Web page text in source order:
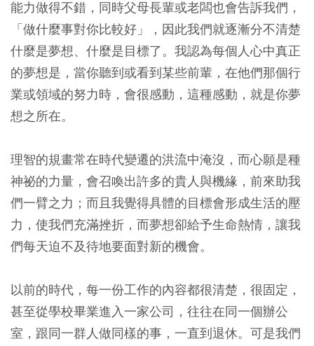
能力做得不錯，同時父母長輩或老闆也會告訴我們，
「做什麼事對你比較好」，因此我們就逐漸分不清楚
什麼是夢想、什麼是目標了。我認為每個人心中真正
的夢想是，當你聽到或看到某些前輩，在他們那個行
業或領域的努力時，會很感動，這種感動，就是你夢
想之所在。
理智的規畫常在時代變遷的洪流中淹沒，而心願是種
神祕的力量，會召喚出許多的貴人與機緣，前來助我
們一臂之力；而且我覺得具體的目標會形成生活的壓
力，使我們充滿挫折，而夢想卻給予生命熱情，讓我
們每天迫不及待地要面對新的機會。
以前的時代，每一份工作的內容都很清楚，很固定，
甚至從學校畢業進入一家公司，往往在同一個辦公
室，跟同一群人做同樣的事，一直到退休。可是我們